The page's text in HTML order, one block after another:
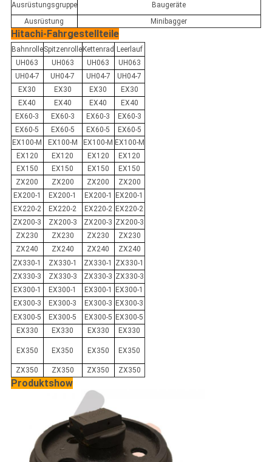
Ausrüstungsgruppe
Baugeräte
Ausrüstung
Minibagger
Hitachi-Fahrgestellteile
BahnrolleSpitzenrolle Kettenrad Leerlauf
UH063
UH063 UH063
UH063
UH04-7
UH04-7 UH04-7
UH04-7
EX30
EX30 EX30
EX30
EX40
EX40 EX40
EX40
EX60-3
EX60-3 EX60-3
EX60-3
EX60-5
EX60-5 EX60-5
EX60-5
EX100-M
EX100-M EX100-M EX100-M
EX120
EX120 EX120
EX120
EX150
EX150 EX150
EX150
ZX200
ZX200 ZX200
ZX200
EX200-1
EX200-1 EX200-1
EX200-1
EX220-2
EX220-2 EX220-2 EX220-2
ZX200-3
ZX200-3 ZX200-3 ZX200-3
ZX230
ZX230 ZX230
ZX230
ZX240
ZX240 ZX240
ZX240
ZX330-1
ZX330-1 ZX330-1
ZX330-1
ZX330-3
ZX330-3 ZX330-3 ZX330-3
EX300-1
EX300-1 EX300-1
EX300-1
EX300-3
EX300-3 EX300-3 EX300-3
EX300-5
EX300-5 EX300-5 EX300-5
EX330
EX330 EX330 EX330
EX350 EX350 EX350 EX350
ZX350 ZX350 ZX350 ZX350
Produktshow